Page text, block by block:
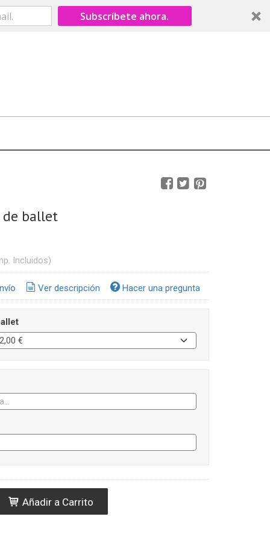
Subscríbete ahora.
ballet
Incluidos)
Ver descripción Hacer una pregunta
Añadir a Carrito